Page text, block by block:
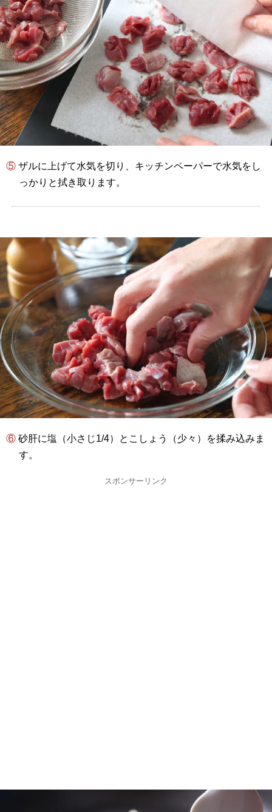
⑤ ザルに上げて水気を切り、キッチンペーパーで水気をし
っかりと拭き取ります。
⑥ 砂肝に塩（小さじ1/4）とこしょう（少々）を揉み込みま
す。
スポンサーリンク